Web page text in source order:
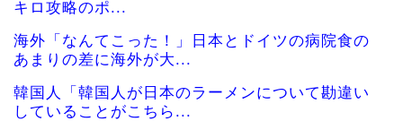
キロ攻略のポ...
海外「なんてこった！」日本とドイツの病院食の
あまりの差に海外が大...
韓国人「韓国人が日本のラーメンについて勘違い
していることがこちら...